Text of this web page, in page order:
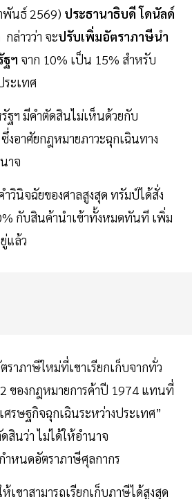
พันธ์ 2569) ประธานาธิบดี โดนัลด์
กล่าวว่า จะปรับเพิ่มอัตราภาษีนำ
ฐฯ จาก 10% เป็น 15% สำหรับ
ะเทศ
ฐฯ มีคำตัดสินไม่เห็นด้วยกับ
งอาศัยกฎหมายภาวะฉุกเฉินทาง
าจ
วินิจฉัยของศาลสูงสุด ทรัมป์ได้สั่ง
กับสินค้านำเข้าทั้งหมดทันที เพิ่ม
แล้ว
ราภาษีใหม่ที่เขาเรียกเก็บจากทั่ว
ของกฎหมายการค้าปี 1974 แทนที่
ศรษฐกิจฉุกเฉินระหว่างประเทศ”
สินว่า ไม่ได้ให้อำนาจ
ำหนดอัตราภาษีศุลกากร
ขาสามารถเรียกเก็บภาษีได้สูงสุด